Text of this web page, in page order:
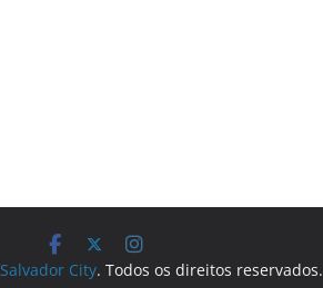
Salvador City. Todos os direitos reservados.